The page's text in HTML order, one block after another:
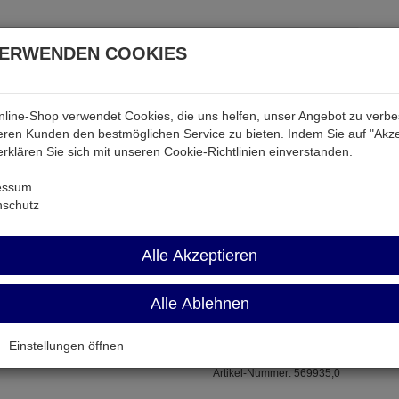
& Akkus Audio & Video Strom Tab &
R49 220NF
Kondensator 220nF 310V~ X1
Artikel-Nummer:569935;0
COOKIES
Shop verwendet Cookies, die uns helfen, unser Angebot zu
Kunden den bestmöglichen Service zu bieten. Indem Sie auf
Sie sich mit unseren Cookie-Richtlinien einverstanden.
Alle Akzeptieren
Alle Ablehnen
Einstellungen öffnen